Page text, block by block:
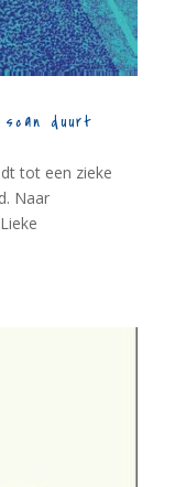
scan duurt
tot een zieke
Naar